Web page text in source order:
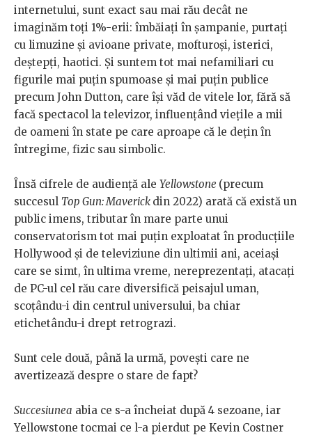
internetului, sunt exact sau mai rău decât ne
imaginăm toți 1%-erii: îmbăiați în șampanie, purtați
cu limuzine și avioane private, mofturoși, isterici,
deștepți, haotici. Și suntem tot mai nefamiliari cu
figurile mai puțin spumoase și mai puțin publice
precum John Dutton, care își văd de vitele lor, fără să
facă spectacol la televizor, influențând viețile a mii
de oameni în state pe care aproape că le dețin în
întregime, fizic sau simbolic.
Însă cifrele de audiență ale Yellowstone (precum
succesul Top Gun: Maverick din 2022) arată că există un
public imens, tributar în mare parte unui
conservatorism tot mai puțin exploatat în producțiile
Hollywood și de televiziune din ultimii ani, aceiași
care se simt, în ultima vreme, nereprezentați, atacați
de PC-ul cel rău care diversifică peisajul uman,
scoțându-i din centrul universului, ba chiar
etichetându-i drept retrograzi.
Sunt cele două, până la urmă, povești care ne
avertizează despre o stare de fapt?
Succesiunea abia ce s-a încheiat după 4 sezoane, iar
Yellowstone tocmai ce l-a pierdut pe Kevin Costner